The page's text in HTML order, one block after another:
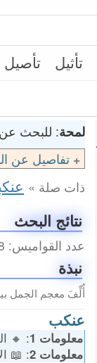
تأثيل تأصيل
لمحة: للبحث عن
تفاصيل عن
ذات صلة »
نتائج البحث
عدد القواميس: 28، عدد المداخل الكلي: 43 (0.14 ثانية)
نبذة
أُلِّفَ معجم الجمل بين سنتي 2003م
عنكب
معلومات 1
: 🔸 التشكيل: 10% | 🔹
معلومات 2
: 📖 الآيات: 1